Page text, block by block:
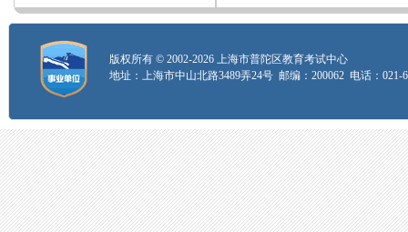
版权所有 © 2002-2026 上海市普陀区教育考试中心
地址：上海市中山北路3489弄24号 邮编：200062 电话：021-